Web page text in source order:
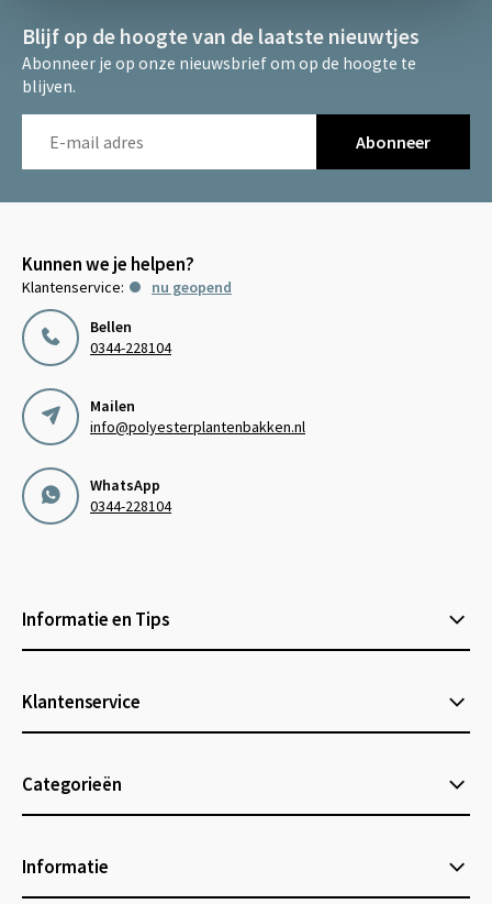
Blijf op de hoogte van de laatste nieuwtjes
Abonneer je op onze nieuwsbrief om op de hoogte te
blijven.
Abonneer
Kunnen we je helpen?
Klantenservice:
nu geopend
Bellen
0344-228104
Mailen
info@polyesterplantenbakken.nl
WhatsApp
0344-228104
Informatie en Tips
Klantenservice
Categorieën
Informatie